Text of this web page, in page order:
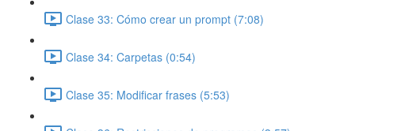
Clase 33: Cómo crear un prompt (7:08)
Clase 34: Carpetas (0:54)
Clase 35: Modificar frases (5:53)